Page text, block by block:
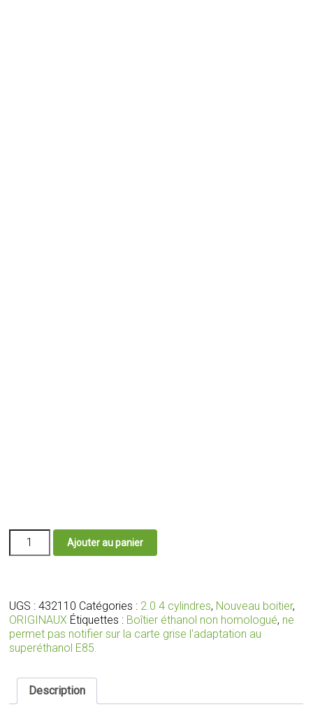
quantité
2.0
wifi
avec
faisceau
connecteurs
adaptés
pour
Ajouter au panier
UGS :432110 Catégories : 2.0 4 cylindres, Nouveau boitier,
ORIGINAUX Étiquettes : Boîtier éthanol non homologué, ne
permet pas notifier sur la carte grise l'adaptation au
superéthanol E85.
Description